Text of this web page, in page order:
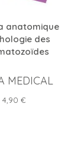
anatomique
des
MEDICAL
Prix
4,90 €